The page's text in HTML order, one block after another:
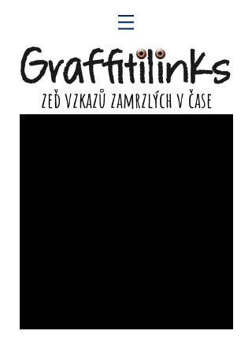
zeď vzkazů zamrzlých v čase